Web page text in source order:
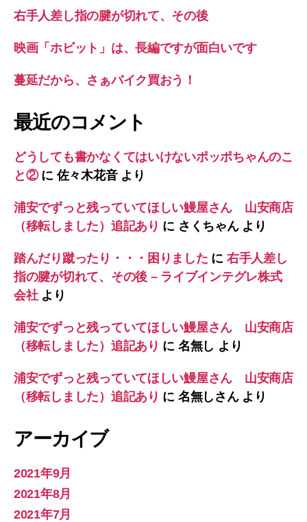
右手人差し指の腱が切れて、その後
映画「ホビット」は、長編ですが面白いです
蔓延だから、さぁバイク買おう！
最近のコメント
どうしても書かなくてはいけないポッポちゃんのこ
と②に佐々木花音より
浦安でずっと残っていてほしい鰻屋さん 山安商店
（移転しました）追記あり に さくちゃんより
踏んだり蹴ったり・・・困りました に 右手人差し
指の腱が切れて、その後 – ライブインテグレ株式
会社より
浦安でずっと残っていてほしい鰻屋さん 山安商店
（移転しました）追記あり に 名無し より
浦安でずっと残っていてほしい鰻屋さん 山安商店
（移転しました）追記あり に 名無しさんより
アーカイブ
2021年9月
2021年8月
2021年7月